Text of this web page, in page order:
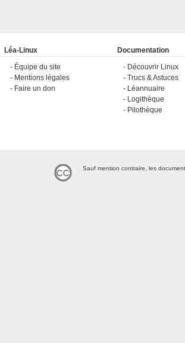
Léa-Linux
Équipe du site
Mentions légales
Faire un don
Documentation
Découvrir Linux
Trucs & Astuces
Léannuaire
Logithèque
Pilothèque
Sauf mention contraire, les